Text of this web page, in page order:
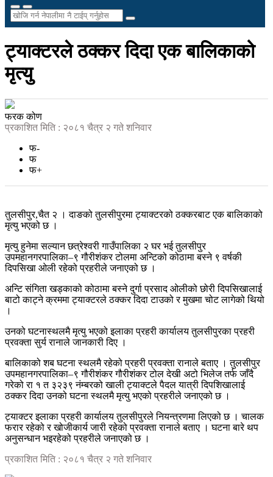
ट्याक्टरले ठक्कर दिदा एक बालिकाको
मृत्यु
फरक कोण
प्रकाशित मिति : २०८१ चैत्र २ गते शनिवार
फ-
फ
फ+
तुलसीपुर,चैत २ । दाङको तुलसीपुरमा ट्याक्टरको ठक्करबाट एक बालिकाको
मृत्यु भएको छ ।
मृत्यु हुनेमा सल्यान छत्रेश्वरी गाउँपालिका २ घर भई तुलसीपुर
उपमहानगरपालिका–९ गौरीशंकर टोलमा अन्टिको कोठामा बस्ने ९ वर्षकी
दिपसिखा ओली रहेको प्रहरीले जनाएको छ ।
अन्टि संगिता खड्काको कोठामा बस्ने दुर्गा प्रसाद ओलीको छोरी दिपसिखालाई
बाटो काट्ने क्रममा ट्याक्टरले ठक्कर दिदा टाउको र मुखमा चोट लागेको थियो
।
उनको घटनास्थलमै मृत्यु भएको इलाका प्रहरी कार्यालय तुलसीपुरका प्रहरी
प्रवक्ता सुर्य रानाले जानकारी दिए ।
बालिकाको शब घटना स्थलमै रहेको प्रहरी प्रवक्ता रानाले बताए । तुलसीपुर
उपमहानगरपालिका–९ गौरीशंकर गौरीशंकर टोल देखी अटो भिलेज तर्फ जाँदै
गरेको रा १ त ३२३९ नंम्बरको खाली ट्याक्टले पैदल यात्री दिपशिखालाई
ठक्कर दिदा उनको घटना स्थलमै मृत्यु भएको प्रहरीले जनाएको छ ।
ट्याक्टर इलाका प्रहरी कार्यालय तुलसीपुरले नियन्त्रणमा लिएको छ । चालक
फरार रहेको र खोजीकार्य जारी रहेको प्रवक्ता रानाले बताए । घटना बारे थप
अनुसन्धान भइरहेको प्रहरीले जनाएको छ ।
प्रकाशित मिति : २०८१ चैत्र २ गते शनिवार